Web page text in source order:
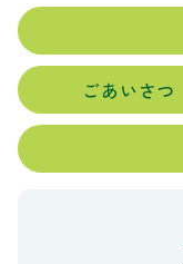
ごあいさつ